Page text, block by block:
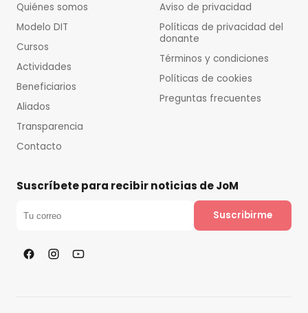
Quiénes somos
Modelo DIT
Cursos
Actividades
Beneficiarios
Aliados
Transparencia
Contacto
Aviso de privacidad
Políticas de privacidad del
donante
Términos y condiciones
Políticas de cookies
Preguntas frecuentes
Suscríbete para recibir noticias de JoM
Suscribirme